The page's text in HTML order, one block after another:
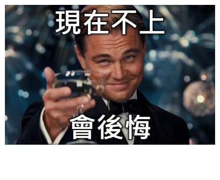
给admin打赏
2 元 5 10 元
20 元 50 元
付费内容